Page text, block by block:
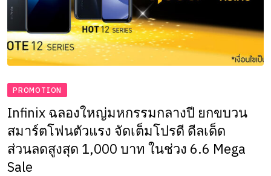
PROMOTION
Infinix ฉลองใหญ่มหกรรมกลางปี ยกขบวน
สมาร์ตโฟนตัวแรง จัดเต็มโปรดี ดีลเด็ด
ส่วนลดสูงสุด 1,000 บาท ในช่วง 6.6 Mega
Sale